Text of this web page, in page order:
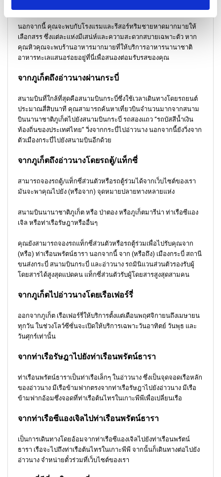
นอกจากนี้ คุณจะพบกับโรงแรมและรีสอร์ทริมชายหาดมากมายให้
เลือกสรร ซึ่งแต่ละแห่งมีเสน่ห์และความสะดวกสบายเฉพาะตัว หาก
คุณหิวคุณจะพบร้านอาหารมากมายที่ให้บริการอาหารนานาชาติ
อาหารทะเลแสนอร่อยอยู่ที่นี่เพื่อสนองต่อมรับรสของคุณ
จากภูเก็ตถึงอ่าวนางผ่านกระบี่
สนามบินที่ใกล้ที่สุดคือสนามบินกระบี่ซึ่งใช้เวลาเดินทางโดยรถยนต์
ประมาณสี่สิบนาที คุณสามารถค้นหาเที่ยวบินจำนวนมากจากสนาม
บินนานาชาติภูเก็ตไปยังสนามบินกระบี่ รถสองแถว “รถบัสสีน้ำเงิน
ท้องถิ่นของประเทศไทย” วิ่งจากกระบี่ไปอ่าวนาง นอกจากนี้ยังวิ่งจาก
ตัวเมืองกระบี่ไปยังสนามบินอีกด้วย
จากภูเก็ตถึงอ่าวนางโดยรถตู้/แท็กซี่
สามารถจองรถตู้/แท็กซี่ส่วนตัวหรือรถตู้ร่วมได้จากเว็บไซต์ของเรา
มันจะพาคุณไปยัง (หรือจาก) จุดหมายปลายทางหลายแห่ง
สนามบินนานาชาติภูเก็ต หรือ ป่าตอง หรือภูเก็ตมารีน่า ท่าเรือซีแอง
เจิล หรือท่าเรือรัษฎาหรืออื่นๆ
คุณยังสามารถจองรถแท็กซี่ส่วนตัวหรือรถตู้ร่วมเพื่อไปรับคุณจาก
(หรือ) ท่าเรือนพรัตน์ธารา นอกจากนี้ จาก (หรือถึง) เมืองกระบี่ สถานี
ขนส่งกระบี่ สนามบินกระบี่ และอ่าวนาง รถมินิแวนส่วนตัวรองรับผู้
โดยสารได้สูงสุดแปดคน แท็กซี่ส่วนตัวรับผู้โดยสารสูงสุดสามคน
จากภูเก็ตไปอ่าวนางโดยเรือเฟอร์รี่
ออกจากภูเก็ต เรือเฟอร์รี่ให้บริการตั้งแต่เดือนพฤศจิกายนถึงเมษายน
ทุกวัน ในช่วงโลว์ซีซั่นจะเปิดให้บริการเฉพาะวันอาทิตย์ วันพุธ และ
วันศุกร์เท่านั้น
จากท่าเรือรัษฎาไปยังท่าเรือนพรัตน์ธารา
ท่าเรือนพรัตน์ธาราเป็นท่าเรือเล็กๆ ในอ่าวนาง ซึ่งเป็นจุดจอดเรือหลัก
ของอ่าวนาง มีเรือข้ามฟากตรงจากท่าเรือรัษฎาไปยังอ่าวนาง มีเรือ
ข้ามฟากอ้อมซึ่งจอดที่ท่าเรือต้นไทรในเกาะพีพีเพื่อเปลี่ยนเรือ
จากท่าเรือซีแองเจิลไปท่าเรือนพรัตน์ธารา
เป็นการเดินทางโดยอ้อมจากท่าเรือซีแองเจิลไปยังท่าเรือนพรัตน์
ธารา เรือจะไปถึงท่าเรือต้นไทรในเกาะพีพี จากนั้นก็เดินทางต่อไปยัง
อ่าวนาง จำหน่ายตั๋วร่วมที่เว็บไซต์ของเรา